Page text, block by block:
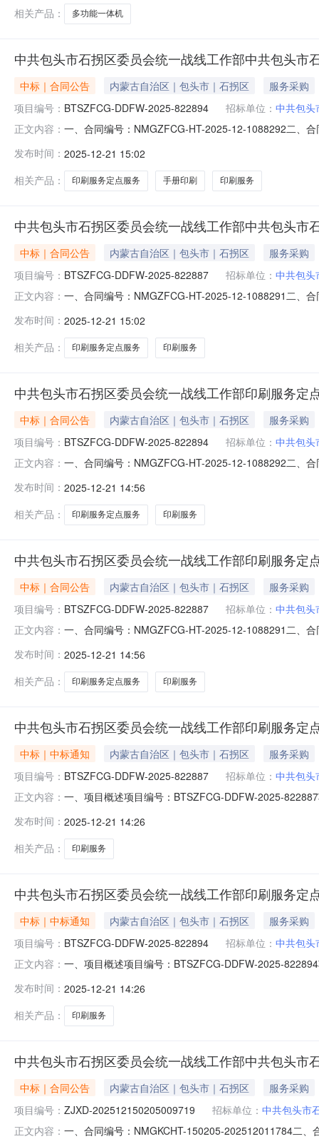
相关产品： 多功能一体机
中共包头市石拐区委员会统一战线工作部中共包头
中标｜合同公告 内蒙古自治区｜包头市｜石拐区
服务采购
项目编号： BTSZFCG-DDFW-2025-822894 招标单位： 中共包头
正文内容： 一、合同编号：NMGZFCG-HT-2025-12-1088292二、
市_石拐区金政大厦A座433联系方式：18648261349供
发布时间： 2025-12-21 15:02
相关产品：
印刷服务定点服务 手册印刷 印刷服务
中共包头市石拐区委员会统一战线工作部中共包头
中标｜合同公告 内蒙古自治区｜包头市｜石拐区
服务采购
项目编号： BTSZFCG-DDFW-2025-822887 招标单位： 中共包头
正文内容： 一、合同编号：NMGZFCG-HT-2025-12-1088291二、
市_石拐区金政大厦A座433联系方式：15947230631供
发布时间： 2025-12-21 15:02
相关产品：
印刷服务定点服务 印刷服务
中共包头市石拐区委员会统一战线工作部印刷服务定
中标｜合同公告 内蒙古自治区｜包头市｜石拐区
服务采购
项目编号： BTSZFCG-DDFW-2025-822894 招标单位： 中共包头
正文内容： 一、合同编号：NMGZFCG-HT-2025-12-1088292二、
头市_石拐区金政大厦A座433联系方式：18648261349
发布时间： 2025-12-21 14:56
相关产品：
印刷服务定点服务 印刷服务
中共包头市石拐区委员会统一战线工作部印刷服务定
中标｜合同公告 内蒙古自治区｜包头市｜石拐区
服务采购
项目编号： BTSZFCG-DDFW-2025-822887 招标单位： 中共包头
正文内容： 一、合同编号：NMGZFCG-HT-2025-12-1088291二、
头市_石拐区金政大厦A座433联系方式：15947230631
发布时间： 2025-12-21 14:56
相关产品：
印刷服务定点服务 印刷服务
中共包头市石拐区委员会统一战线工作部印刷服务定
中标｜中标通知 内蒙古自治区｜包头市｜石拐区
服务采购
项目编号： BTSZFCG-DDFW-2025-822887 招标单位： 中共包头
正文内容： 一、项目概述项目编号：BTSZFCG-DDFW-2025-
采购方式：电子卖场（定点服务）二、需求明细编号项
发布时间： 2025-12-21 14:26
相关产品：
印刷服务
中共包头市石拐区委员会统一战线工作部印刷服务定
中标｜中标通知 内蒙古自治区｜包头市｜石拐区
服务采购
项目编号： BTSZFCG-DDFW-2025-822894 招标单位： 中共包头
正文内容： 一、项目概述项目编号：BTSZFCG-DDFW-2025-
采购方式：电子卖场（定点服务）二、需求明细编号项
发布时间： 2025-12-21 14:26
相关产品：
印刷服务
中共包头市石拐区委员会统一战线工作部中共包头
中标｜合同公告 内蒙古自治区｜包头市｜石拐区
服务采购
项目编号： ZJXD-202512150205009719 招标单位： 中共包头市
正文内容： 一、合同编号：NMGKCHT-150205-202512011784二